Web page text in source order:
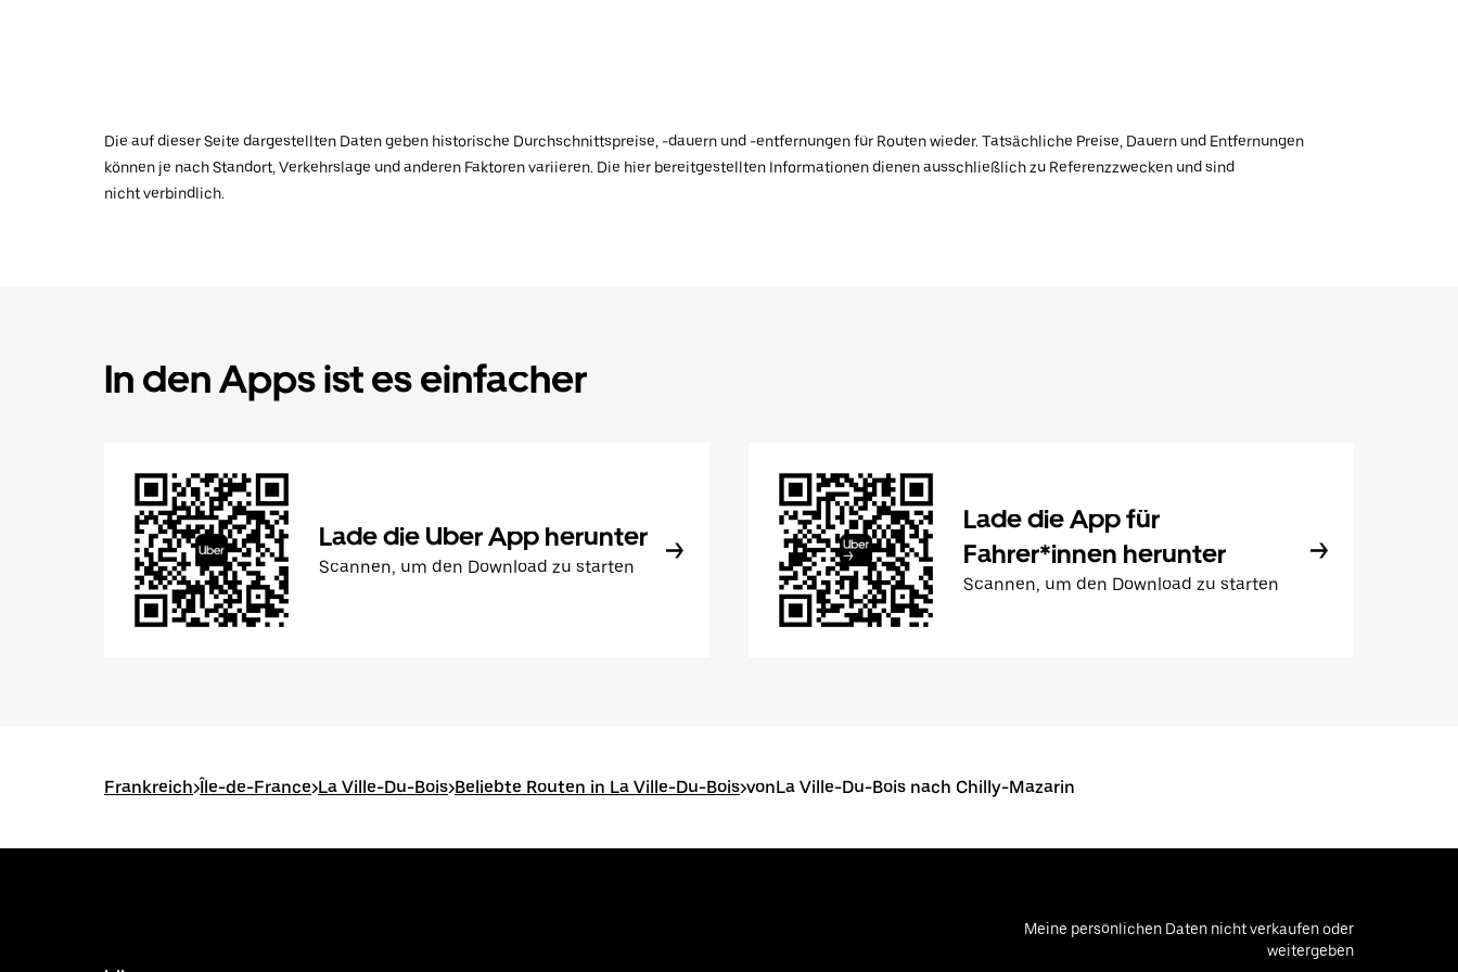
Die auf dieser Seite dargestellten Daten geben historische Durchschnittspreise, -dauern und -entfernungen für Routen wieder. Tatsächliche Preise, Dauern und Entfernungen
können je nach Standort, Verkehrslage und anderen Faktoren variieren. Die hier bereitgestellten Informationen dienen ausschließlich zu Referenzzwecken und sind
nicht verbindlich.
In den Apps ist es einfacher
Lade die Uber App herunter
Scannen, um den Download zu starten
Lade die App für
Fahrer*innen herunter
Scannen, um den Download zu starten
Frankreich>Île-de-France>La Ville-Du-Bois>Beliebte Routen in La Ville-Du-Bois>vonLa Ville-Du-Bois nach Chilly-Mazarin
Meine persönlichen Daten nicht verkaufen oder
weitergeben